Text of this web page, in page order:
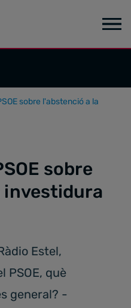
sobre l'abstenció a la
sobre
investidura
Estel,
PSOE, què
general? -